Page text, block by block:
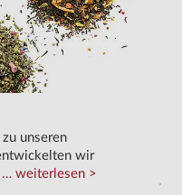
unseren
wir
weiterlesen